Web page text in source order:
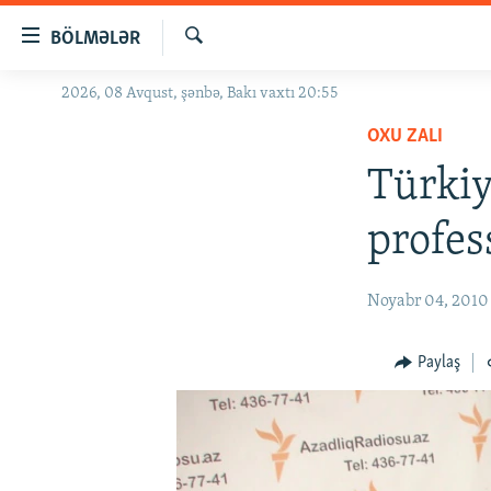
BÖLMƏLƏR
GÜNDƏM
Axtar
2026, 08 Avqust, şənbə, Bakı vaxtı 20:55
OXU ZALI
Noyabr 04, 2010
Paylaş